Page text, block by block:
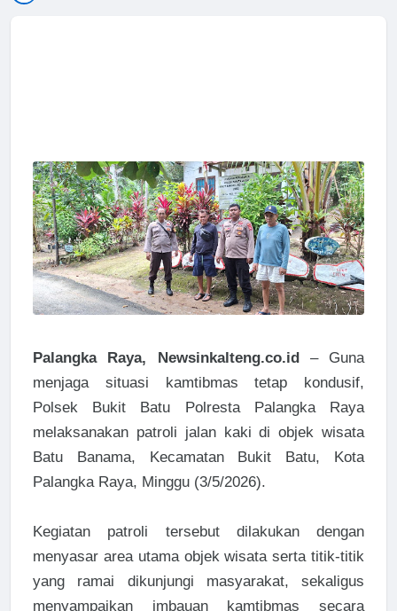
Palangka Raya, Newsinkalteng.co.id– Guna
menjaga situasi kamtibmas tetap kondusif,
Polsek Bukit Batu Polresta Palangka Raya
melaksanakan patroli jalan kaki di objek wisata
Batu Banama, Kecamatan Bukit Batu, Kota
Palangka Raya, Minggu (3/5/2026).
Kegiatan patroli tersebut dilakukan dengan
menyasar area utama objek wisata serta titik-titik
yang ramai dikunjungi masyarakat, sekaligus
menyampaikan imbauan kamtibmas secara